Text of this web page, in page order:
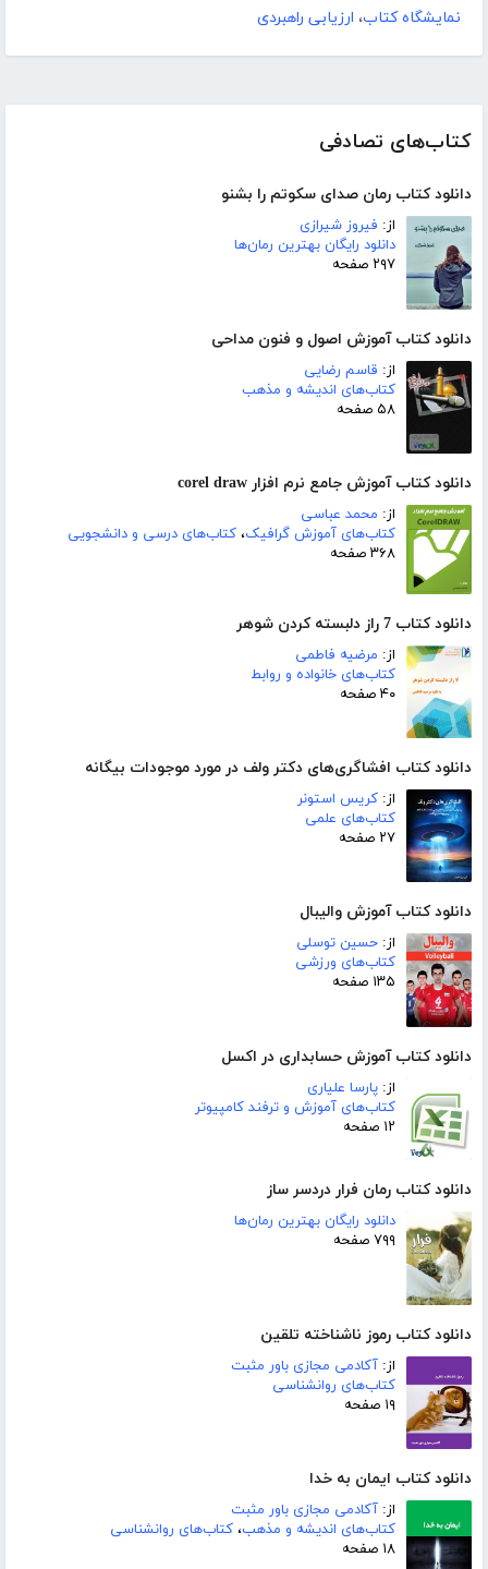
کتاب‌های تصادفی
دانلود کتاب رمان صدای سکوتم را بشنو
از: فیروز شیرازی
دانلود رایگان بهترین رمان‌ها
۲۹۷ صفحه
دانلود کتاب آموزش اصول و فنون مداحی
از: قاسم رضایی
کتاب‌های اندیشه و مذهب
۵۸ صفحه
دانلود کتاب آموزش جامع نرم افزار corel draw
از: محمد عباسی
کتاب‌های آموزش گرافیک، کتاب‌های درسی و دانشجویی
۳۶۸ صفحه
دانلود کتاب 7 راز دلبسته کردن شوهر
از: مرضیه فاطمی
کتاب‌های خانواده و روابط
۴۰ صفحه
دانلود کتاب افشاگری‌های دکتر ولف در مورد موجودات بیگانه
از: کریس استونر
کتاب‌های علمی
۲۷ صفحه
دانلود کتاب آموزش والیبال
از: حسین توسلی
کتاب‌های ورزشی
۱۳۵ صفحه
دانلود کتاب آموزش حسابداری در اکسل
از: پارسا علیاری
کتاب‌های آموزش و ترفند کامپیوتر
۱۲ صفحه
دانلود کتاب رمان فرار دردسر ساز
دانلود رایگان بهترین رمان‌ها
۷۹۹ صفحه
دانلود کتاب رموز ناشناخته تلقین
از: آکادمی مجازی باور مثبت
کتاب‌های روانشناسی
۱۹ صفحه
دانلود کتاب ایمان به خدا
از: آکادمی مجازی باور مثبت
کتاب‌های اندیشه و مذهب، کتاب‌های روانشناسی
۱۸ صفحه
نمایشگاه کتاب، ارزیابی راهبردی